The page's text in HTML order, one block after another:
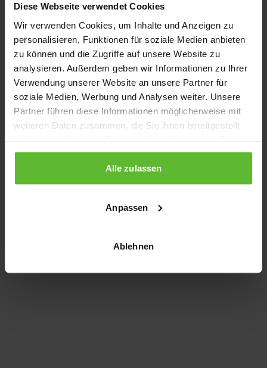
Diese Webseite verwendet Cookies
Wir verwenden Cookies, um Inhalte und Anzeigen zu
personalisieren, Funktionen für soziale Medien anbieten
zu können und die Zugriffe auf unsere Website zu
analysieren. Außerdem geben wir Informationen zu Ihrer
Verwendung unserer Website an unsere Partner für
soziale Medien, Werbung und Analysen weiter. Unsere
Partner führen diese Informationen möglicherweise mit
weiteren Daten zusammen, die Sie ihnen bereitgestellt
gesammelt haben.
Alle zulassen
Anpassen
Ablehnen
Application error: a client-side exception has occurred
loading www.kurzwego.de (see the browser console for more
information).